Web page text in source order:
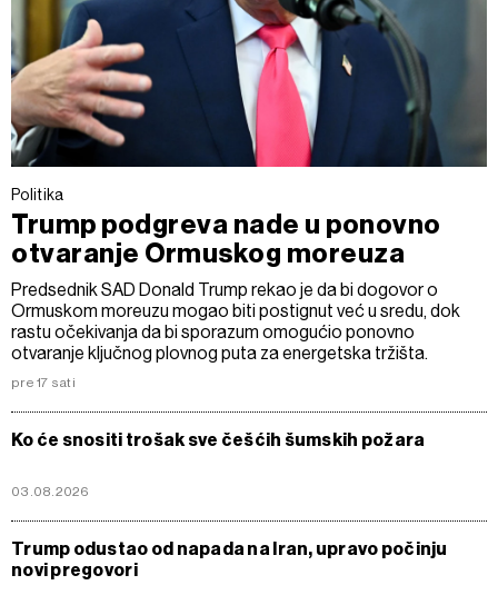
Politika
Trump podgreva nade u ponovno
otvaranje Ormuskog moreuza
Predsednik SAD Donald Trump rekao je da bi dogovor o
Ormuskom moreuzu mogao biti postignut već u sredu, dok
rastu očekivanja da bi sporazum omogućio ponovno
otvaranje ključnog plovnog puta za energetska tržišta.
pre 17 sati
Ko će snositi trošak sve češćih šumskih požara
03.08.2026
Trump odustao od napada na Iran, upravo počinju
novi pregovori